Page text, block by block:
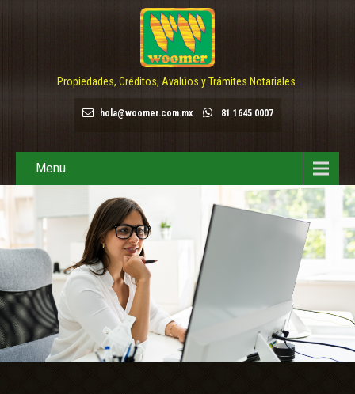
Propiedades, Créditos, Avalúos y Trámites Notariales.
hola@woomer.com.mx 81 1645 0007
Menu